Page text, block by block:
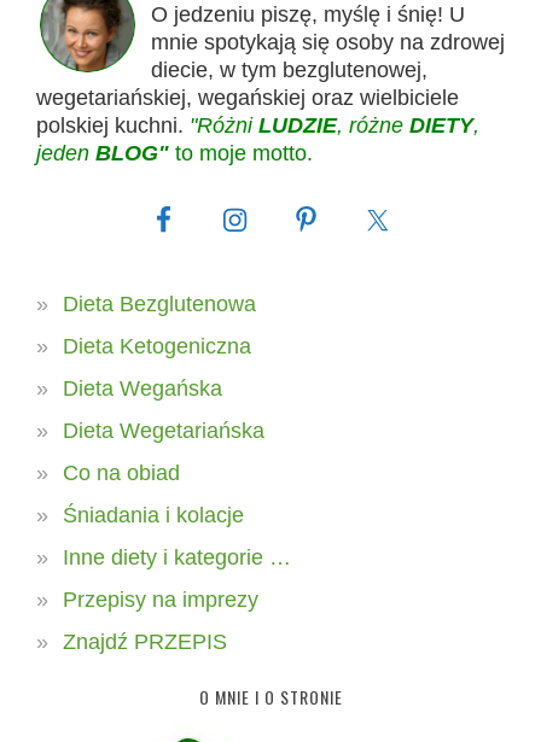
O jedzeniu piszę, myślę i śnię! U
mnie spotykają się osoby na zdrowej
diecie, w tym bezglutenowej,
wegetariańskiej, wegańskiej oraz wielbiciele
polskiej kuchni. "Różni LUDZIE, różne DIETY,
jeden BLOG" to moje motto.
Dieta Bezglutenowa
Dieta Ketogeniczna
Dieta Wegańska
Dieta Wegetariańska
Co na obiad
Śniadania i kolacje
Inne diety i kategorie …
Przepisy na imprezy
Znajdź PRZEPIS
O MNIE I O STRONIE